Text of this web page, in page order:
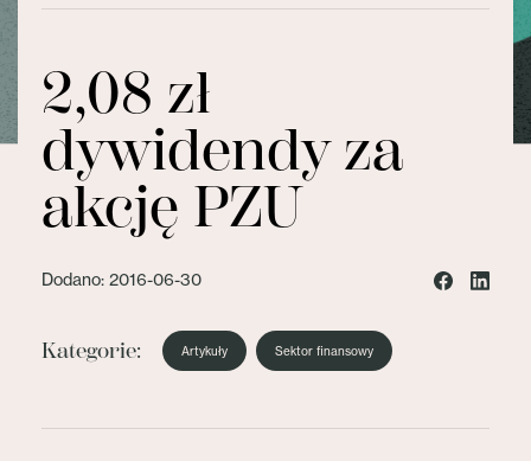
2,08 zł
dywidendy za
akcję PZU
Dodano: 2016-06-30
Kategorie: Artykuły Sektor finansowy